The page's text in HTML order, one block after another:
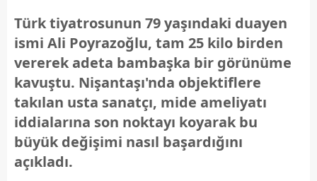
Türk tiyatrosunun 79 yaşındaki duayen
ismi Ali Poyrazoğlu, tam 25 kilo birden
vererek adeta bambaşka bir görünüme
kavuştu. Nişantaşı'nda objektiflere
takılan usta sanatçı, mide ameliyatı
iddialarına son noktayı koyarak bu
büyük değişimi nasıl başardığını
açıkladı.